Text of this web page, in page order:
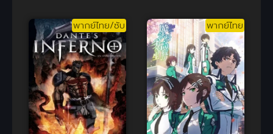
พากย์ไทย/ซับ พากย์ไทย